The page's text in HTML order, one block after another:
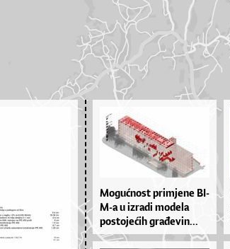
Mo­gu­ćno­st pri­mje­ne BI­
M-a u izra­di mo­de­la
pos­to­je­ćih gra­đe­vin...